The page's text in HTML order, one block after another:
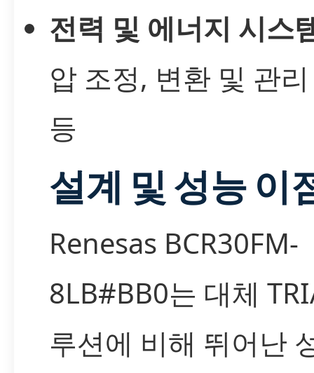
전력 및 에너지 시스
압 조정, 변환 및 관
등
설계 및 성능 이
Renesas BCR30FM-
8LB#BB0는 대체
루션에 비해 뛰어난